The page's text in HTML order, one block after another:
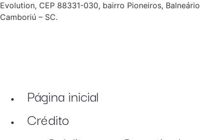
Evolution, CEP 88331-030, bairro Pioneiros, Balneário
Camboriú – SC.
Página inicial
Crédito